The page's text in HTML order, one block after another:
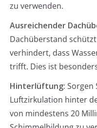
zu verwenden.
Ausreichender
Dachüberstand
verhindert, dass
trifft. Dies ist
Hinterlüftung: Sorgen
Luftzirkulation hinter
von mindestens 20